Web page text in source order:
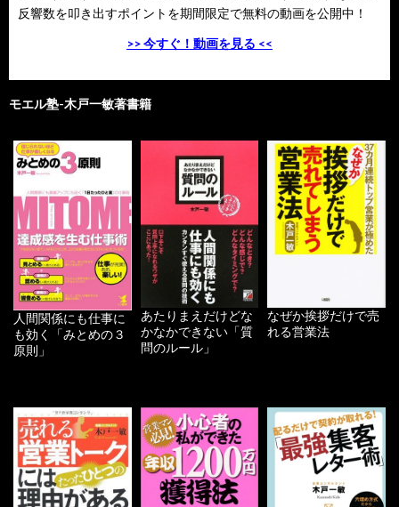
反響数を叩き出すポイントを期間限定で無料の動画を公開中！
>> 今すぐ！動画を見る <<
モエル塾-木戸一敏著書籍
人間関係にも仕事に
も効く「みとめの３
原則」
あたりまえだけどな
かなかできない「質
問のルール」
なぜか挨拶だけで売
れる営業法